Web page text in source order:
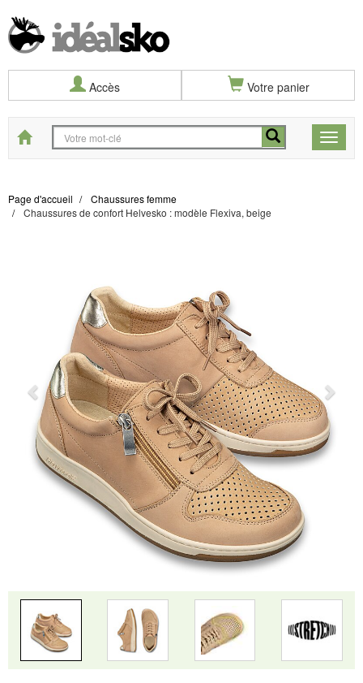
Accès Votre panier
Toggle
Start
Page d'accueil
Chaussures femme
Chaussures de confort Helvesko : modèle Flexiva, beige